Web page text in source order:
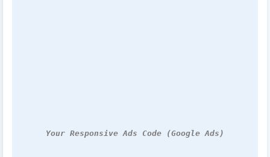
Your Responsive Ads Code (Google Ads)